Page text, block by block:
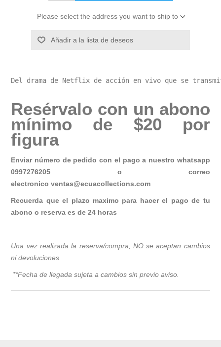
Please select the address you want to ship to
Añadir a la lista de deseos
Del drama de Netflix de acción en vivo que se
Resérvalo con un abono
mínimo de $20 por
figura
Enviar número de pedido con el pago a nuestro whatsapp
0997276205 o correo
electronicoventas@ecuacollections.com
Recuerda que el plazo maximo para hacer el pago de tu
abono o reserva es de 24 horas
Una vez realizada la reserva/compra, NO se aceptan cambios
ni devoluciones
**Fecha de llegada sujeta a cambios sin previo aviso.